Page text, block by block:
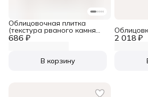
686 ₽
Облицовочная плитка
(текстура рваного камня
№1)
В корзину
2 018 ₽